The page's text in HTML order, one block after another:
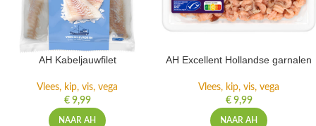
AH Kabeljauwfilet
Vlees, kip, vis, vega
€9,99
NAAR AH
AH Excellent Hollandse garnalen
Vlees, kip, vis, vega
€9,99
NAAR AH